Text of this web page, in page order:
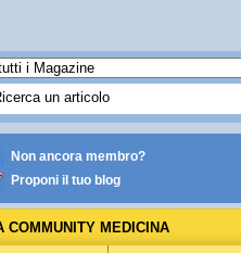
Non ancora membro?
Proponi il tuo blog
COMMUNITY MEDICINA